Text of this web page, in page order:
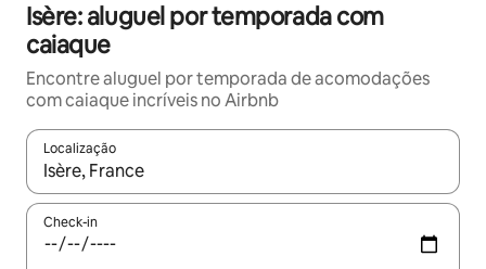
Isère: aluguel por temporada com
caiaque
Encontre aluguel por temporada de acomodações
com caiaque incríveis no Airbnb
Localização
Quando os resultados estiverem disponíveis, explore-os
Check-in